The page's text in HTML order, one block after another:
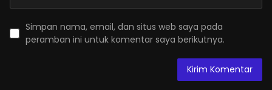
Simpan nama, email, dan situs web saya pada
peramban ini untuk komentar saya berikutnya.